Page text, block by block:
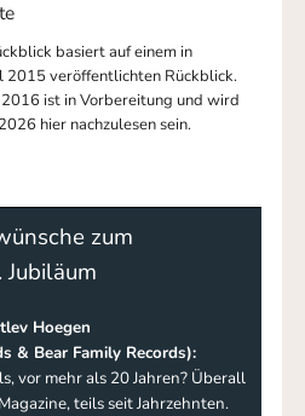
basiert auf einem in
2015 veröffentlichten Rückblick.
ist in Vorbereitung und wird
hier nachzulesen sein.
zum
Jubiläum
Hoegen
& Bear Family Records):
vor mehr als 20 Jahren? Überall
teils seit Jahrzehnten.